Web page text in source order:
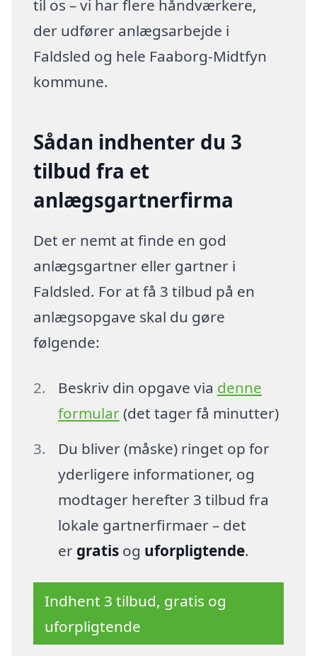
til os – vi har flere håndværkere,
der udfører anlægsarbejde i
Faldsled og hele Faaborg-Midtfyn
kommune.
Sådan indhenter du 3
tilbud fra et
anlægsgartnerfirma
Det er nemt at finde en god
anlægsgartner eller gartner i
Faldsled. For at få 3 tilbud på en
anlægsopgave skal du gøre
følgende:
Beskriv din opgave via denne
formular(det tager få minutter)
Du bliver (måske) ringet op for
yderligere informationer, og
modtager herefter 3 tilbud fra
lokale gartnerfirmaer – det
er gratisog uforpligtende.
Indhent 3 tilbud, gratis og
uforpligtende